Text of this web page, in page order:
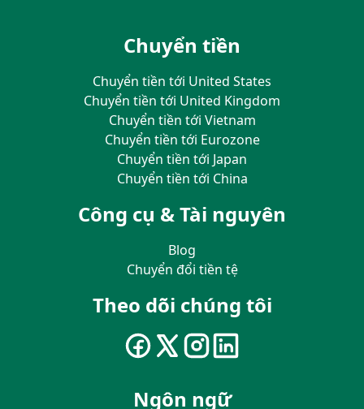
Chuyển tiền
Chuyển tiền tới United States
Chuyển tiền tới United Kingdom
Chuyển tiền tới Vietnam
Chuyển tiền tới Eurozone
Chuyển tiền tới Japan
Chuyển tiền tới China
Công cụ & Tài nguyên
Blog
Chuyển đổi tiền tệ
Theo dõi chúng tôi
Ngôn ngữ